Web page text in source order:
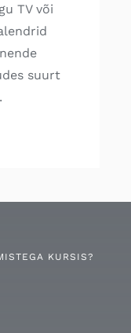
TV või
suurt
KURSIS?